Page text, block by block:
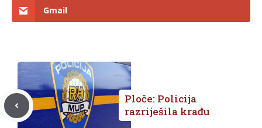
Gmail
Ploče: Policija
razriješila krađu